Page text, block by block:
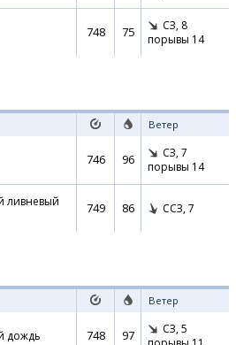
748 75 СЗ, 8
порывы 14
Ветер
746 96 СЗ, 7
порывы 14
ливневый
749 86 ССЗ, 7
Ветер
дождь 748 97 СЗ, 5